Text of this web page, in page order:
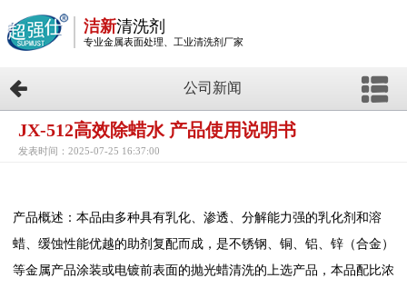
洁新清洗剂
专业金属表面处理、工业清洗剂厂家
公司新闻
JX-512高效除蜡水 产品使用说明书
发表时间：2025-07-25 16:37:00
产品概述： 本品由多种具有乳化、渗透、分解能力强的乳化剂和溶
蜡、缓蚀性能优越的助剂复配而成，是不锈钢、铜、铝、锌（合金）
等金属产品涂装或电镀前表面的抛光蜡清洗的上选产品，本品配比浓